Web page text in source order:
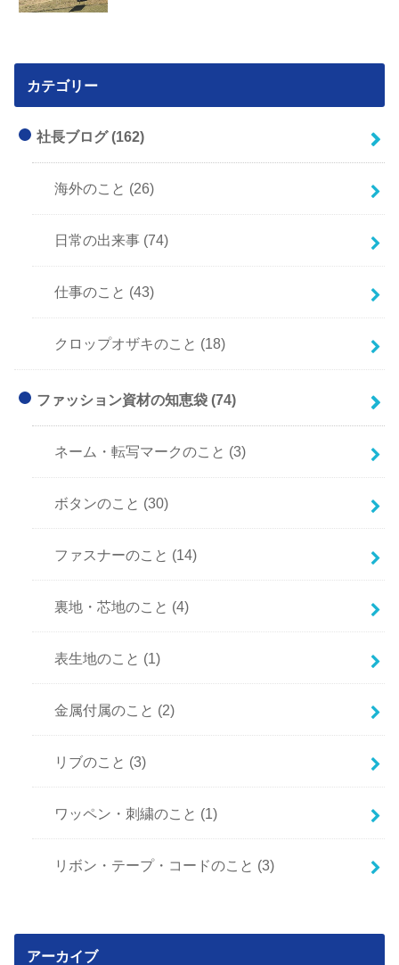
カテゴリー
社長ブログ(162)
海外のこと (26)
日常の出来事 (74)
仕事のこと (43)
クロップオザキのこと (18)
ファッション資材の知恵袋(74)
ネーム・転写マークのこと (3)
ボタンのこと (30)
ファスナーのこと (14)
裏地・芯地のこと (4)
表生地のこと (1)
金属付属のこと (2)
リブのこと (3)
ワッペン・刺繍のこと (1)
リボン・テープ・コードのこと (3)
アーカイブ